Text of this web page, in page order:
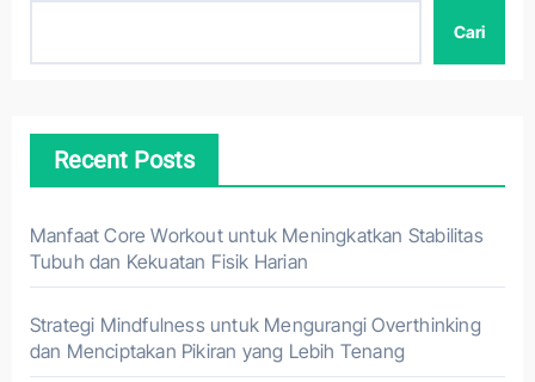
Cari
Recent Posts
Manfaat Core Workout untuk Meningkatkan Stabilitas
Tubuh dan Kekuatan Fisik Harian
Strategi Mindfulness untuk Mengurangi Overthinking
dan Menciptakan Pikiran yang Lebih Tenang